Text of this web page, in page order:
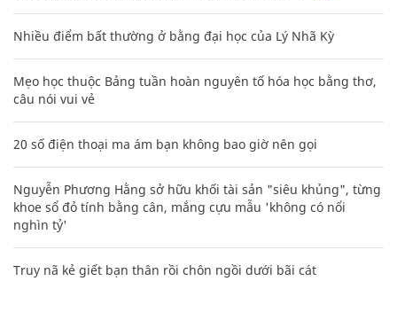
Nhiều điểm bất thường ở bằng đại học của Lý Nhã Kỳ
Mẹo học thuộc Bảng tuần hoàn nguyên tố hóa học bằng thơ,
câu nói vui vẻ
20 số điện thoại ma ám bạn không bao giờ nên gọi
Nguyễn Phương Hằng sở hữu khối tài sản "siêu khủng", từng
khoe sổ đỏ tính bằng cân, mắng cựu mẫu 'không có nổi
nghìn tỷ'
Truy nã kẻ giết bạn thân rồi chôn ngồi dưới bãi cát